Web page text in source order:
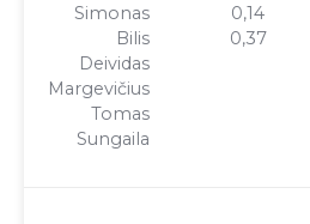
Simonas
Bilis
Deividas
Margevičius
Tomas
Sungaila
0,14
0,37